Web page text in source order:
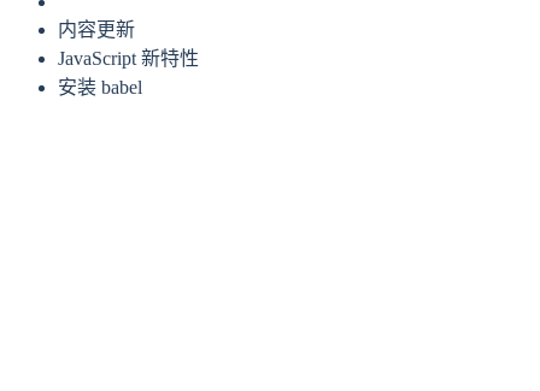
内容更新
JavaScript 新特性
安装 babel